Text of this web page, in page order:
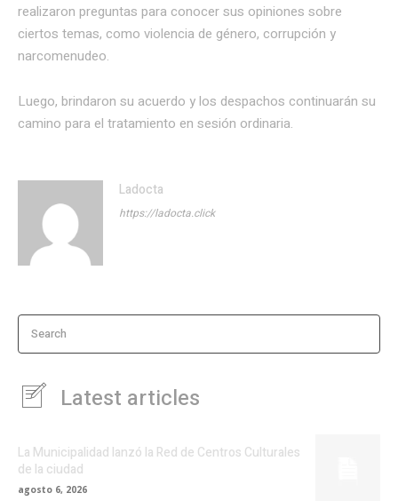
realizaron preguntas para conocer sus opiniones sobre
ciertos temas, como violencia de género, corrupción y
narcomenudeo.
Luego, brindaron su acuerdo y los despachos continuarán su
camino para el tratamiento en sesión ordinaria.
Ladocta
https://ladocta.click
Search
Latest articles
La Municipalidad lanzó la Red de Centros Culturales
de la ciudad
agosto 6, 2026